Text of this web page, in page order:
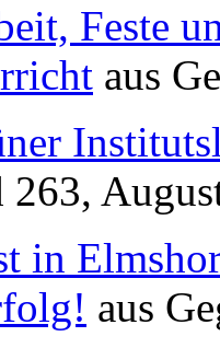
Feste
aus
263,
in
aus